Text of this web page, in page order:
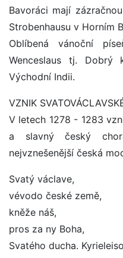
Bavoráci mají
Strobenhausu v Horním
Oblíbená vánoční
Wenceslaus tj.
Východní Indii.
VZNIK
V letech 1278 - 1283
a slavný český
nejvznešenější česká
Svatý václave,
vévodo české země,
kněže náš,
pros za ny Boha,
Svatého ducha.